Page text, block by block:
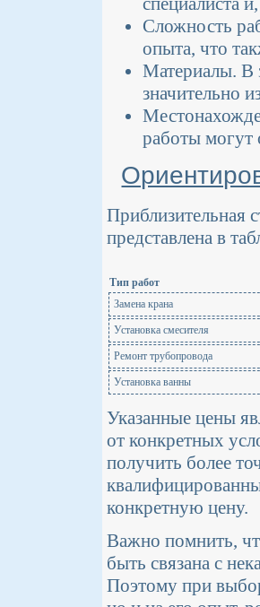
Сложность
опыта, что
Материалы. В
значительно
работы могут
Приблизительная
представлена в
Тип работ
Замена крана
Установка смесителя
Ремонт трубопровода
Установка ванны
Указанные цены
от конкретных
получить более
конкретную цену.
Важно помнить,
быть связана с
Поэтому при